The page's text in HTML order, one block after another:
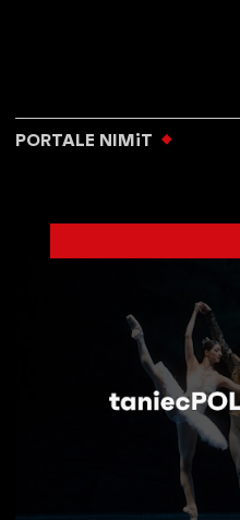
PORTALE NIMiT